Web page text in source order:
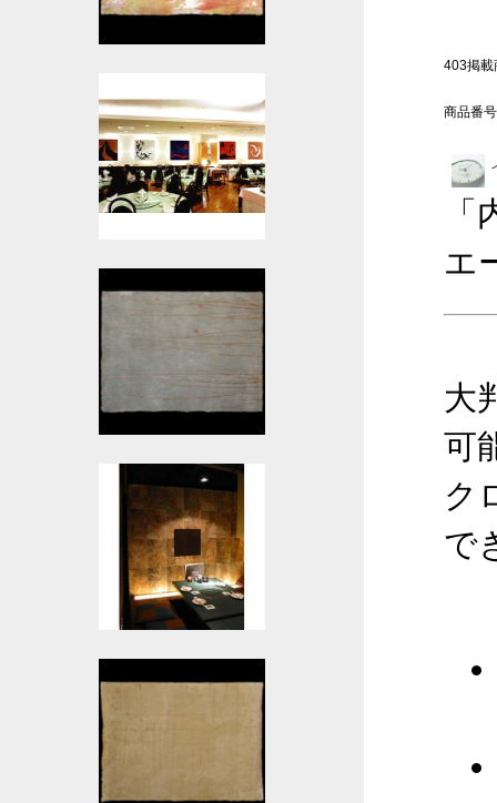
403掲載
商品番
エ
大
可
ク
で